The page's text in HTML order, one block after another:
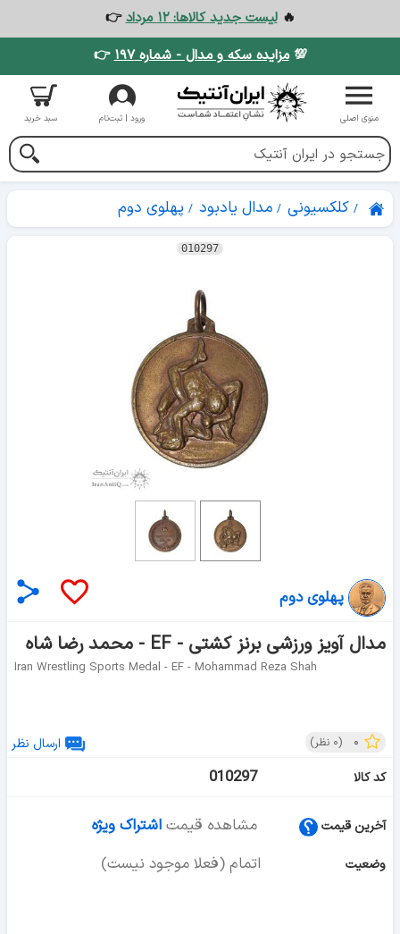
🔥لیست جدید کالاها: ۱۲ مرداد
👉
💯مزایده سکه و مدال - شماره ۱۹۷ 👉
منوی اصلی ورود | ثبت‌نام سبد خرید
کلکسیونی مدال یادبود پهلوی دوم
010297
پهلوی دوم
مدال آویز ورزشی برنز کشتی - EF - محمد رضا شاه
Iran Wrestling Sports Medal - EF - Mohammad Reza Shah
۰ (۰ نظر)
ارسال نظر
کد کالا
010297
آخرین قیمت مشاهده قیمت اشتراک ویژه
وضعیت اتمام (فعلا موجود نیست)